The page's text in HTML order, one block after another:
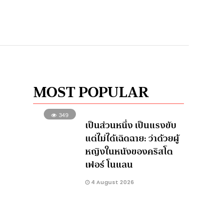
MOST POPULAR
349
เป็นส่วนหนึ่ง เป็นแรงขับ
แต่ไม่ได้เฉิดฉาย: ว่าด้วยผู้
หญิงในหนังของคริสโต
เฟอร์ โนแลน
4 August 2026